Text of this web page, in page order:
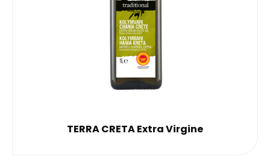
TERRA CRETA Extra Virgine